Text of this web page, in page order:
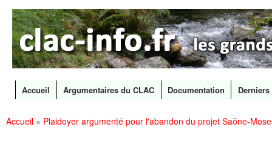
CLAC
Info
Les
grands
canaux
en
Menu principal
Accueil Argumentaires du CLAC Documentation
Accueil » Plaidoyer argumenté pour l'abandon du projet Saône-